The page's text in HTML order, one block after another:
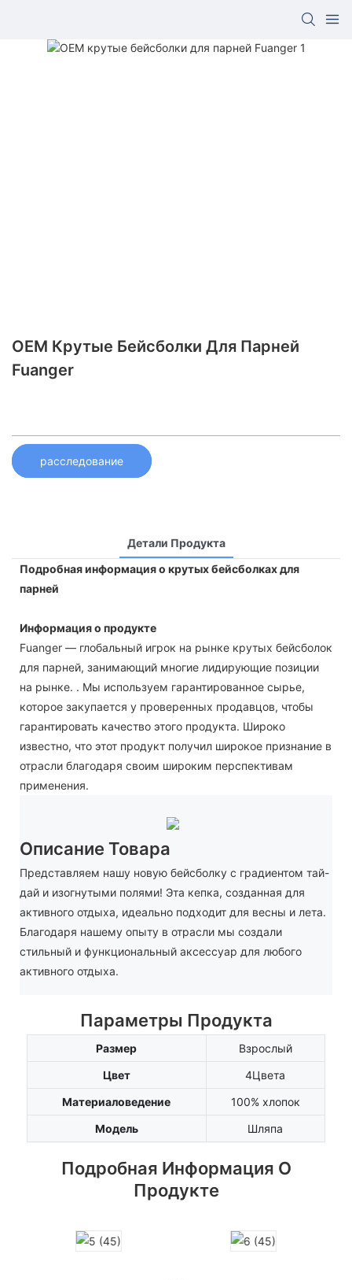
OEM Крутые Бейсболки Для Парней
Fuanger
расследование
Детали Продукта
Подробная информация о крутых бейсболках для
парней
Информация о продукте
Fuanger — глобальный игрок на рынке крутых бейсболок
для парней, занимающий многие лидирующие позиции
на рынке. . Мы используем гарантированное сырье,
которое закупается у проверенных продавцов, чтобы
гарантировать качество этого продукта. Широко
известно, что этот продукт получил широкое признание в
отрасли благодаря своим широким перспективам
применения.
Описание Товара
Представляем нашу новую бейсболку с градиентом тай-
дай и изогнутыми полями! Эта кепка, созданная для
активного отдыха, идеально подходит для весны и лета.
Благодаря нашему опыту в отрасли мы создали
стильный и функциональный аксессуар для любого
активного отдыха.
Параметры Продукта
Размер
Взрослый
Цвет
4Цвета
Материаловедение
100% хлопок
Модель
Шляпа
Подробная Информация О
Продукте